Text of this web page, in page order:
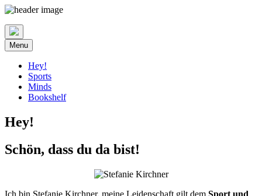
Skip
content
Menu
Hey!
Sports
Minds
Bookshelf
Hey!
Schön, dass du da bist!
Ich bin Stefanie Kirchner, meine Leidenschaft gilt dem Sport und